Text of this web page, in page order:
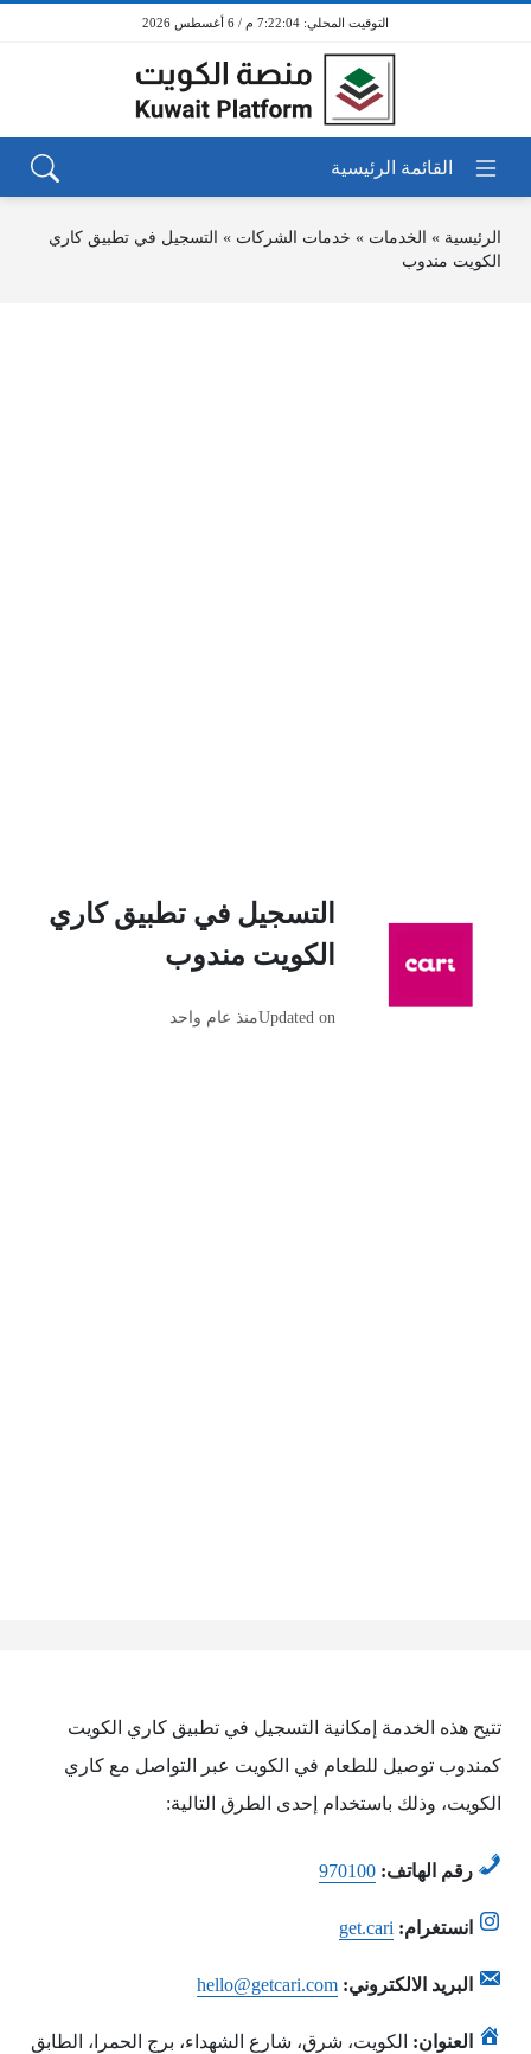
7:22:04 م / 6 أغسطس 2026
الرئيسية » الخدمات » خدمات الشركات » التسجيل في تطبيق كاري
الكويت مندوب
التسجيل في تطبيق كاري
الكويت مندوب
Updated onمنذ عام واحد
تتيح هذه الخدمة إمكانية التسجيل في تطبيق كاري الكويت
كمندوب توصيل للطعام في الكويت عبر التواصل مع كاري
الكويت، وذلك باستخدام إحدى الطرق التالية:
رقم الهاتف: 970100
انستغرام: get.cari
البريد الالكتروني: hello@getcari.com
العنوان: الكويت، شرق، شارع الشهداء، برج الحمرا، الطابق